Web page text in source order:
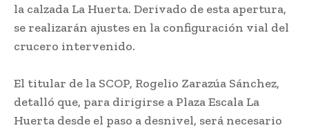
la calzada La Huerta. Derivado de esta apertura,
se realizarán ajustes en la configuración vial del
crucero intervenido.
El titular de la SCOP, Rogelio Zarazúa Sánchez,
detalló que, para dirigirse a Plaza Escala La
Huerta desde el paso a desnivel, será necesario